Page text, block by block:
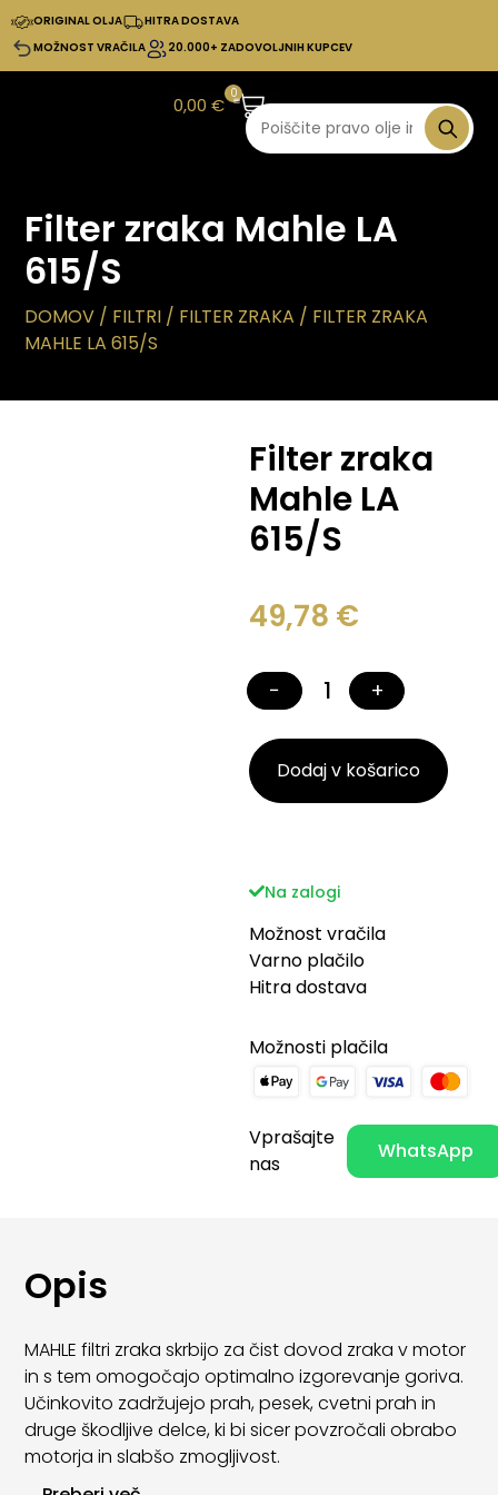
ORIGINAL OLJA
HITRA DOSTAVA
MOŽNOST VRAČILA
20.000+ ZADOVOLJNIH KUPCEV
0,00€
0
Filter zraka Mahle LA
615/S
DOMOV / FILTRI / FILTER ZRAKA / FILTER ZRAKA
MAHLE LA 615/S
Filter zraka
Mahle LA
615/S
49,78 €
− +
Dodaj v košarico
Na zalogi
Možnost vračila
Varno plačilo
Hitra dostava
Možnosti plačila
Vprašajte
nas
WhatsApp
Opis
MAHLE filtri zraka skrbijo za čist dovod zraka v motor
in s tem omogočajo optimalno izgorevanje goriva.
Učinkovito zadržujejo prah, pesek, cvetni prah in
druge škodljive delce, ki bi sicer povzročali obrabo
motorja in slabšo zmogljivost.